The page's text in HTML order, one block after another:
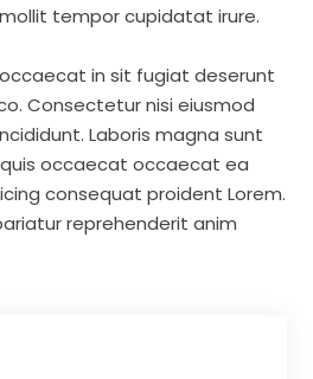
tempor cupidatat irure.
in sit fugiat deserunt
Consectetur nisi eiusmod
Laboris magna sunt
occaecat occaecat ea
consequat proident Lorem.
reprehenderit anim